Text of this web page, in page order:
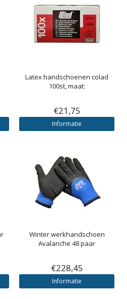
Latex handschoenen colad
100st, maat:
€21,75
Informatie
Winter werkhandschoen
Avalanche 48 paar
€228,45
Informatie